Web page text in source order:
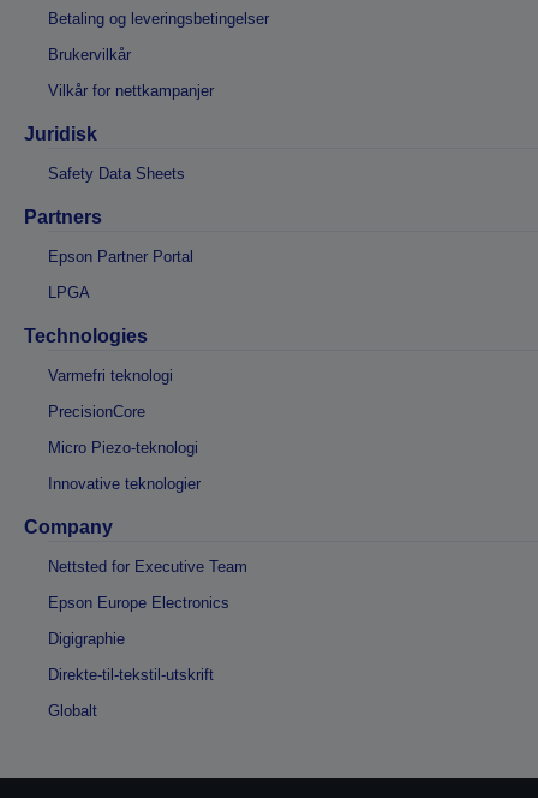
Betaling og leveringsbetingelser
Brukervilkår
Vilkår for nettkampanjer
Juridisk
Safety Data Sheets
Partners
Epson Partner Portal
LPGA
Technologies
Varmefri teknologi
PrecisionCore
Micro Piezo-teknologi
Innovative teknologier
Company
Nettsted for Executive Team
Epson Europe Electronics
Digigraphie
Direkte-til-tekstil-utskrift
Globalt